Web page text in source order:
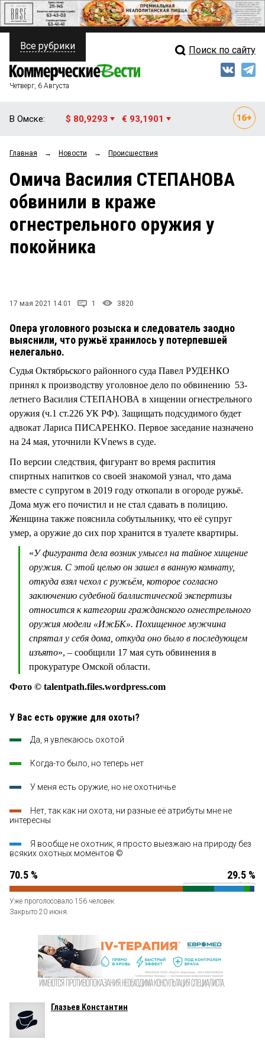
ПОЛИТИКА
ФИНАНСЫ
ОБЩЕСТВО
ЗАКОН
НОВОСТИ КОМПАНИЙ
ПРОИСШЕСТВИЯ
Свежий выпуск
Мнения
Рейтинги
Блоги
Архив
Все рубрики Поиск по сайту
Четверг, 6 Августа
В Омске: $ 80,9293 € 93,1901
Главная → Новости → Происшествия
Омича Василия СТЕПАНОВА
обвинили в краже
огнестрельного оружия у
покойника
17 мая 2021 14:01 1 3820
Опера уголовного розыска и следователь заодно
выяснили, что ружьё хранилось у потерпевшей
нелегально.
Судья Октябрьского районного суда Павел РУДЕНКО
принял к производству уголовное дело по обвинению 53-
летнего Василия СТЕПАНОВА в хищении огнестрельного
оружия (ч.1 ст.226 УК РФ). Защищать подсудимого будет
адвокат Лариса ПИСАРЕНКО. Первое заседание назначено
на 24 мая, уточнили KVnews в суде.
По версии следствия, фигурант во время распития
спиртных напитков со своей знакомой узнал, что дама
вместе с супругом в 2019 году откопали в огороде ружьё.
Дома муж его почистил и не стал сдавать в полицию.
Женщина также пояснила собутыльнику, что её супруг
умер, а оружие до сих пор хранится в туалете квартиры.
«У фигуранта дела возник умысел на тайное хищение
оружия. С этой целью он зашел в ванную комнату,
откуда взял чехол с ружьём, которое согласно
заключению судебной баллистической экспертизы
относится к категории гражданского огнестрельного
оружия модели «ИжБК». Похищенное мужчина
спрятал у себя дома, откуда оно было в последующем
изъято», – сообщили 17 мая суть обвинения в
прокуратуре Омской области.
Фото © talentpath.files.wordpress.com
У Вас есть оружие для охоты?
Да, я увлекаюсь охотой
Когда-то было, но теперь нет
У меня есть оружие, но не охотничье
Нет, так как ни охота, ни разные её атрибуты мне не
интересны
Я вообще не охотник, я просто выезжаю на природу без
всяких охотных моментов ©
70.5 % 29.5 %
Уже проголосовало 156 человек
Закрыто 20 июня.
Глазьев Константин